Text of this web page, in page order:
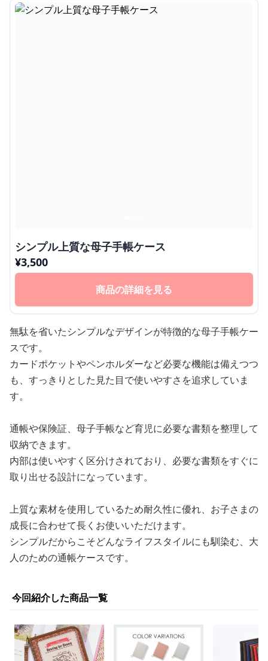
シンプル上質な母子手帳ケース
¥3,500
商品の詳細を見る
無駄を省いたシンプルなデザインが特徴的な母子手帳ケー
スです。
カードポケットやペンホルダーなど必要な機能は備えつつ
も、すっきりとした見た目で使いやすさを追求していま
す。
通帳や保険証、母子手帳など育児に必要な書類を整理して
収納できます。
内部は使いやすく区分けされており、必要な書類をすぐに
取り出せる設計になっています。
上質な素材を使用しているため耐久性に優れ、お子さまの
成長に合わせて長くお使いいただけます。
シンプルだからこそどんなライフスタイルにも馴染む、大
人のための通帳ケースです。
今回紹介した商品一覧